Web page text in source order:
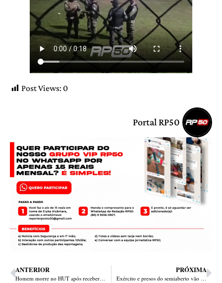
Post Views: 0
Portal RP50
ANTERIOR
Homem morre no HUT após receber quatro tiros em bar na Vila da Paz
PRÓXIMA
Exército e presos do semiaberto vão atuar no combate à dengue em Teresina